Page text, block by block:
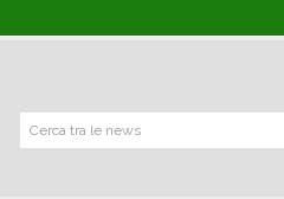
Cerca tra le news